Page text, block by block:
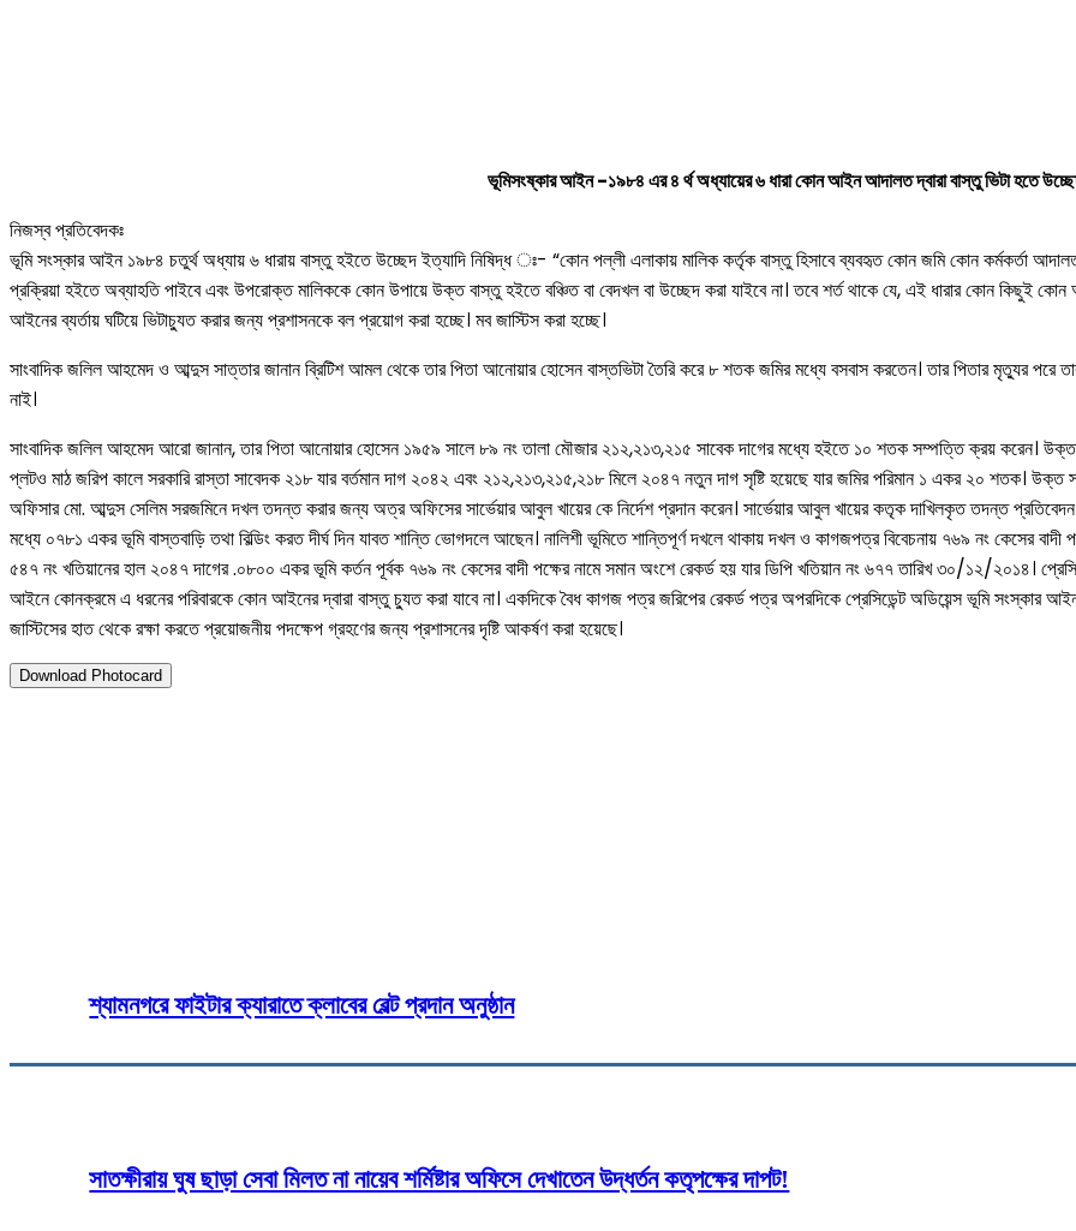
ভূমিসংষ্কার আইন -১৯৮৪ এর ৪ র্থ অধ্যায়ের ৬ ধারা কোন আইন আদালত দ্বারা বাস্তু ভিটা হতে
নিজস্ব প্রতিবেদকঃ
ভূমি সংস্কার আইন ১৯৮৪ চতুর্থ অধ্যায় ৬ ধারায় বাস্তু হইতে উচ্ছেদ ইত্যাদি নিষিদ্ধ ঃ- “কোন পল্লী এলাকায় মালিক কর্তৃক বাস্তু হিসাবে ব্যবহৃত কোন জমি কোন কর্মকর্তা
প্রক্রিয়া হইতে অব্যাহতি পাইবে এবং উপরোক্ত মালিককে কোন উপায়ে উক্ত বাস্তু হইতে বঞ্চিত বা বেদখল বা উচ্ছেদ করা যাইবে না। তবে শর্ত থাকে যে, এই ধারার কোন কিছুই
আইনের ব্যর্তায় ঘটিয়ে ভিটাচ্যুত করার জন্য প্রশাসনকে বল প্রয়োগ করা হচ্ছে। মব জাস্টিস করা হচ্ছে।
সাংবাদিক জলিল আহমেদ ও আব্দুস সাত্তার জানান ব্রিটিশ আমল থেকে তার পিতা আনোয়ার হোসেন বাস্তভিটা তৈরি করে ৮ শতক জমির মধ্যে বসবাস করতেন। তার পিতার মৃত্যুর পরে
নাই।
সাংবাদিক জলিল আহমেদ আরো জানান, তার পিতা আনোয়ার হোসেন ১৯৫৯ সালে ৮৯ নং তালা মৌজার ২১২,২১৩,২১৫ সাবেক দাগের মধ্যে হইতে ১০ শতক সম্পত্তি ক্রয় করেন।
প্লটও মাঠ জরিপ কালে সরকারি রাস্তা সাবেদক ২১৮ যার বর্তমান দাগ ২০৪২ এবং ২১২,২১৩,২১৫,২১৮ মিলে ২০৪৭ নতুন দাগ সৃষ্টি হয়েছে যার জমির পরিমান ১ একর ২০ শতক।
অফিসার মো. আব্দুস সেলিম সরজমিনে দখল তদন্ত করার জন্য অত্র অফিসের সার্ভেয়ার আবুল খায়ের কে নির্দেশ প্রদান করেন। সার্ভেয়ার আবুল খায়ের কতৃক দাখিলকৃত তদন্ত
মধ্যে ০৭৮১ একর ভূমি বাস্তবাড়ি তথা বিল্ডিং করত দীর্ঘ দিন যাবত শান্তি ভোগদলে আছেন। নালিশী ভূমিতে শান্তিপূর্ণ দখলে থাকায় দখল ও কাগজপত্র বিবেচনায় ৭৬৯ নং কেসের
৫৪৭ নং খতিয়ানের হাল ২০৪৭ দাগের .০৮০০ একর ভূমি কর্তন পূর্বক ৭৬৯ নং কেসের বাদী পক্ষের নামে সমান অংশে রেকর্ড হয় যার ডিপি খতিয়ান নং ৬৭৭ তারিখ ৩০/১২/২০১৪।
আইনে কোনক্রমে এ ধরনের পরিবারকে কোন আইনের দ্বারা বাস্তু চ্যুত করা যাবে না। একদিকে বৈধ কাগজ পত্র জরিপের রেকর্ড পত্র অপরদিকে প্রেসিডেন্ট অডিয়েন্স ভূমি
জাস্টিসের হাত থেকে রক্ষা করতে প্রয়োজনীয় পদক্ষেপ গ্রহণের জন্য প্রশাসনের দৃষ্টি আকর্ষণ করা হয়েছে।
Download Photocard
শ্যামনগরে ফাইটার ক্যারাতে ক্লাবের বেল্ট প্রদান অনুষ্ঠান
সাতক্ষীরায় ঘুষ ছাড়া সেবা মিলত না নায়েব শর্মিষ্টার অফিসে দেখাতেন উদ্ধর্তন কতৃপক্ষের দাপট!